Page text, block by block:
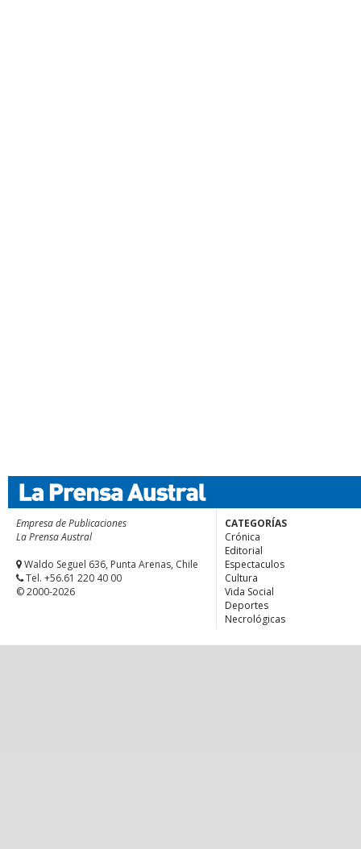
Empresa de Publicaciones
La Prensa Austral
Waldo Seguel 636, Punta Arenas, Chile
Tel. +56.61 220 40 00
© 2000-2026
CATEGORÍAS
Crónica
Editorial
Espectaculos
Cultura
Vida Social
Deportes
Necrológicas